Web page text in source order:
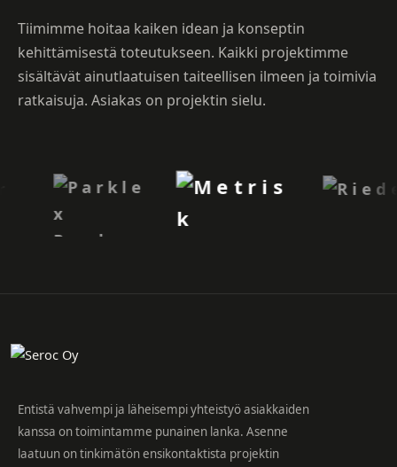
Tiimimme hoitaa kaiken idean ja konseptin
kehittämisestä toteutukseen. Kaikki projektimme
sisältävät ainutlaatuisen taiteellisen ilmeen ja toimivia
ratkaisuja. Asiakas on projektin sielu.
Entistä vahvempi ja läheisempi yhteistyö asiakkaiden
kanssa on toimintamme punainen lanka. Asenne
laatuun on tinkimätön ensikontaktista projektin